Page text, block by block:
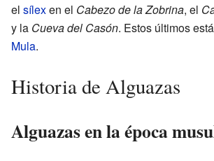
el sílexen el Cabezo de la Zobrina, el
y la Cueva del Casón. Estos últimos
Mula.
Historia de Alguazas
Alguazas en la época